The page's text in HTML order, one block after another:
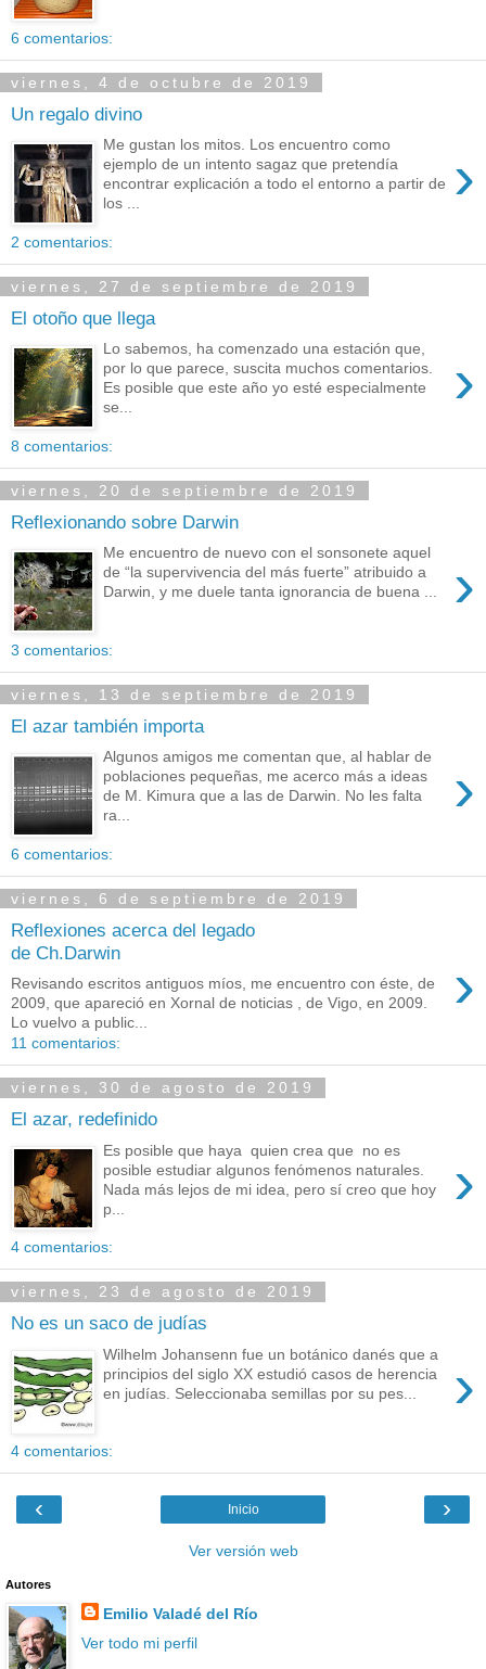
6 comentarios:
viernes, 4 de octubre de 2019
Un regalo divino
›
Me gustan los mitos. Los encuentro como
ejemplo de un intento sagaz que pretendía
encontrar explicación a todo el entorno a partir de
los ...
2 comentarios:
viernes, 27 de septiembre de 2019
El otoño que llega
›
Lo sabemos, ha comenzado una estación que,
por lo que parece, suscita muchos comentarios.
Es posible que este año yo esté especialmente
se...
8 comentarios:
viernes, 20 de septiembre de 2019
Reflexionando sobre Darwin
›
Me encuentro de nuevo con el sonsonete aquel
de “la supervivencia del más fuerte” atribuido a
Darwin, y me duele tanta ignorancia de buena ...
3 comentarios:
viernes, 13 de septiembre de 2019
El azar también importa
›
Algunos amigos me comentan que, al hablar de
poblaciones pequeñas, me acerco más a ideas
de M. Kimura que a las de Darwin. No les falta
ra...
6 comentarios:
viernes, 6 de septiembre de 2019
Reflexiones acerca del legado
de Ch.Darwin
›
Revisando escritos antiguos míos, me encuentro con éste, de
2009, que apareció en Xornal de noticias , de Vigo, en 2009.
Lo vuelvo a public...
11 comentarios:
viernes, 30 de agosto de 2019
El azar, redefinido
›
Es posible que haya quien crea que no es
posible estudiar algunos fenómenos naturales.
Nada más lejos de mi idea, pero sí creo que hoy
p...
4 comentarios:
viernes, 23 de agosto de 2019
No es un saco de judías
›
Wilhelm Johansenn fue un botánico danés que a
principios del siglo XX estudió casos de herencia
en judías. Seleccionaba semillas por su pes...
4 comentarios:
‹ ›
Inicio
Ver versión web
Autores
Emilio Valadé del Río
Ver todo mi perfil